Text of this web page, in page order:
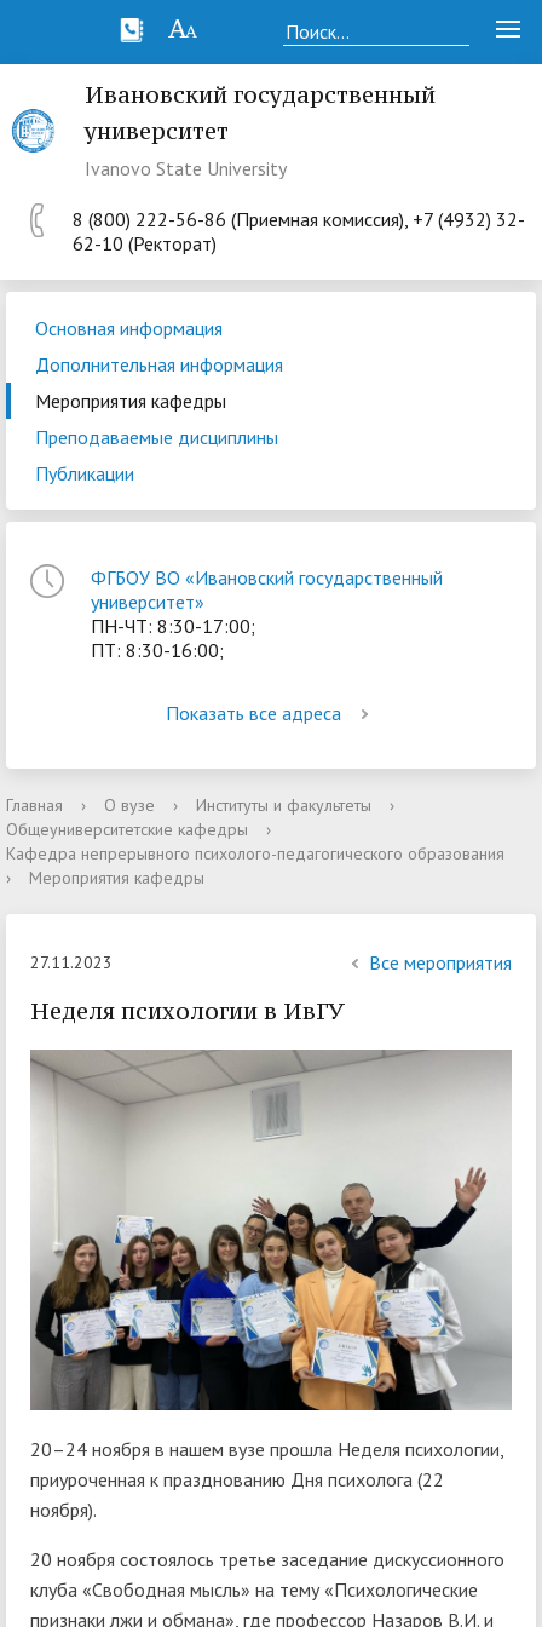
Ивановский государственный
университет
Ivanovo State University
8 (800) 222-56-86 (Приемная комиссия), +7 (4932) 32-
62-10 (Ректорат)
Основная информация
Дополнительная информация
Мероприятия кафедры
Преподаваемые дисциплины
Публикации
ФГБОУ ВО «Ивановский государственный
университет»
ПН-ЧТ: 8:30-17:00;
ПТ: 8:30-16:00;
Показать все адреса
Главная › О вузе › Институты и факультеты
›
Общеуниверситетские кафедры
›
Кафедра непрерывного психолого-педагогического образования
›
Мероприятия кафедры
27.11.2023 Все мероприятия
Неделя психологии в ИвГУ
20–24 ноября в нашем вузе прошла Неделя психологии,
приуроченная к празднованию Дня психолога (22
ноября).
20 ноября состоялось третье заседание дискуссионного
клуба «Свободная мысль» на тему «Психологические
признаки лжи и обмана», где профессор Назаров В.И. и